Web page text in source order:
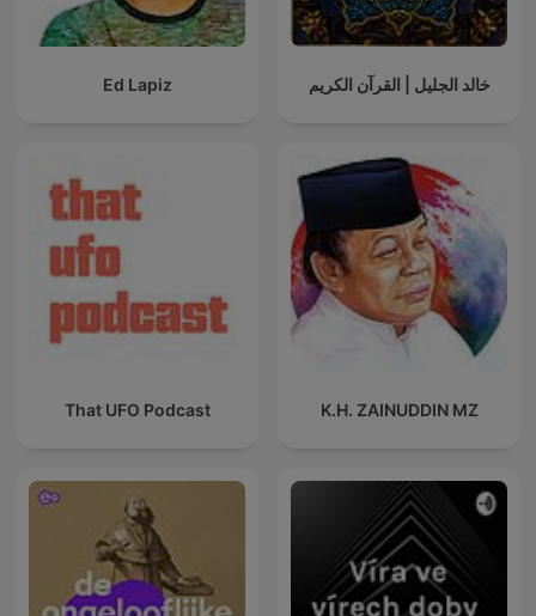
Ed Lapiz خالد الجليل | القرآن الكريم
That UFO Podcast K.H. ZAINUDDIN MZ